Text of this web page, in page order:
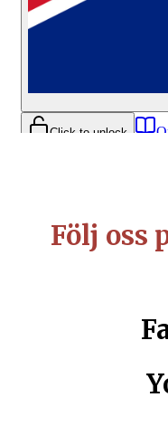
Följ oss